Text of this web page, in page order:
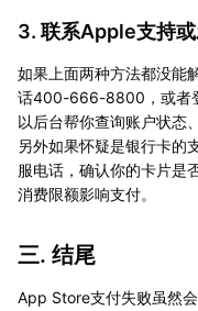
3. 联系Apple支持
如果上面两种方法都没能
话400-666-8800，或者
以后台帮你查询账户状态
另外如果怀疑是银行卡的
服电话，确认你的卡片是
消费限额影响支付。
三. 结尾
App Store支付失败虽然